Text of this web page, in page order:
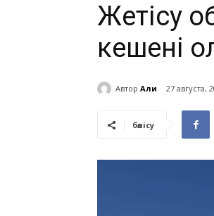
Жетісу
кешені
Автор Али 27 августа,
бөлісу